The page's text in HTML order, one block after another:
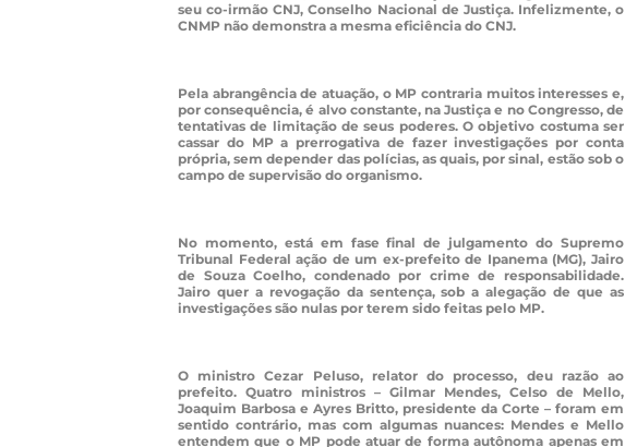
seu co-irmão CNJ, Conselho Nacional de Justiça. Infelizmente, o
CNMP não demonstra a mesma eficiência do CNJ.
Pela abrangência de atuação, o MP contraria muitos interesses e,
por consequência, é alvo constante, na Justiça e no Congresso, de
tentativas de limitação de seus poderes. O objetivo costuma ser
cassar do MP a prerrogativa de fazer investigações por conta
própria, sem depender das polícias, as quais, por sinal, estão sob o
campo de supervisão do organismo.
No momento, está em fase final de julgamento do Supremo
Tribunal Federal ação de um ex-prefeito de Ipanema (MG), Jairo
de Souza Coelho, condenado por crime de responsabilidade.
Jairo quer a revogação da sentença, sob a alegação de que as
investigações são nulas por terem sido feitas pelo MP.
O ministro Cezar Peluso, relator do processo, deu razão ao
prefeito. Quatro ministros – Gilmar Mendes, Celso de Mello,
Joaquim Barbosa e Ayres Britto, presidente da Corte – foram em
sentido contrário, mas com algumas nuances: Mendes e Mello
entendem que o MP pode atuar de forma autônoma apenas em